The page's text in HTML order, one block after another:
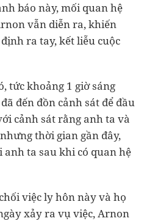
báo này, mối quan hệ
vẫn diễn ra, khiến
ra tay, kết liễu cuộc
tức khoảng 1 giờ sáng
đến đồn cảnh sát để đầu
cảnh sát rằng anh ta và
thời gian gần đây,
ta sau khi có quan hệ
việc ly hôn này và họ
xảy ra vụ việc, Arnon